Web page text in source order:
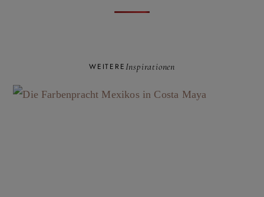
WEITERE Inspirationen